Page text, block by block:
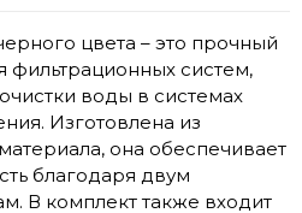
цвета – это прочный
систем,
воды в системах
Изготовлена из
она обеспечивает
благодаря двум
В комплект также входит